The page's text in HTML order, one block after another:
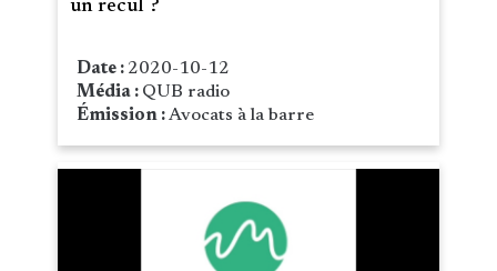
un recul ?
Date : 2020-10-12
Média : QUB radio
Émission :Avocats à la barre